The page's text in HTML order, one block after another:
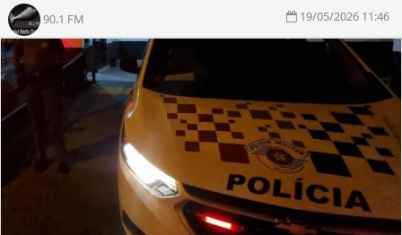
90.1 FM 19/05/2026 11:46